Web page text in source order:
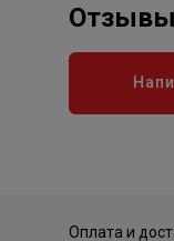
Отзывы
Оплата и